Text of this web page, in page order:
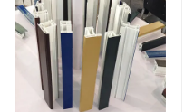
ملامح الباب UPVC
ملامح نافذة UPVC